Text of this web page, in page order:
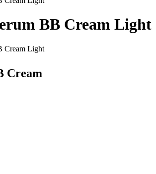
BB Cream Light
Cream